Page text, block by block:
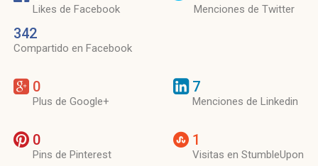
Likes de Facebook
342
Compartido en Facebook
Menciones de Twitter
0
Plus de Google+
7
Menciones de Linkedin
0
Pins de Pinterest
1
Visitas en StumbleUpon